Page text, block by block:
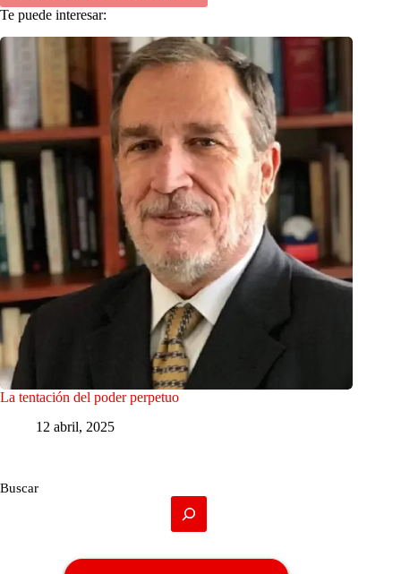
Te puede interesar:
La tentación del poder perpetuo
12 abril, 2025
Buscar